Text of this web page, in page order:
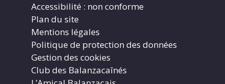
Accessibilité : non conforme
Plan du site
Mentions légales
Politique de protection des données
Gestion des cookies
Club des Balanzacaînés